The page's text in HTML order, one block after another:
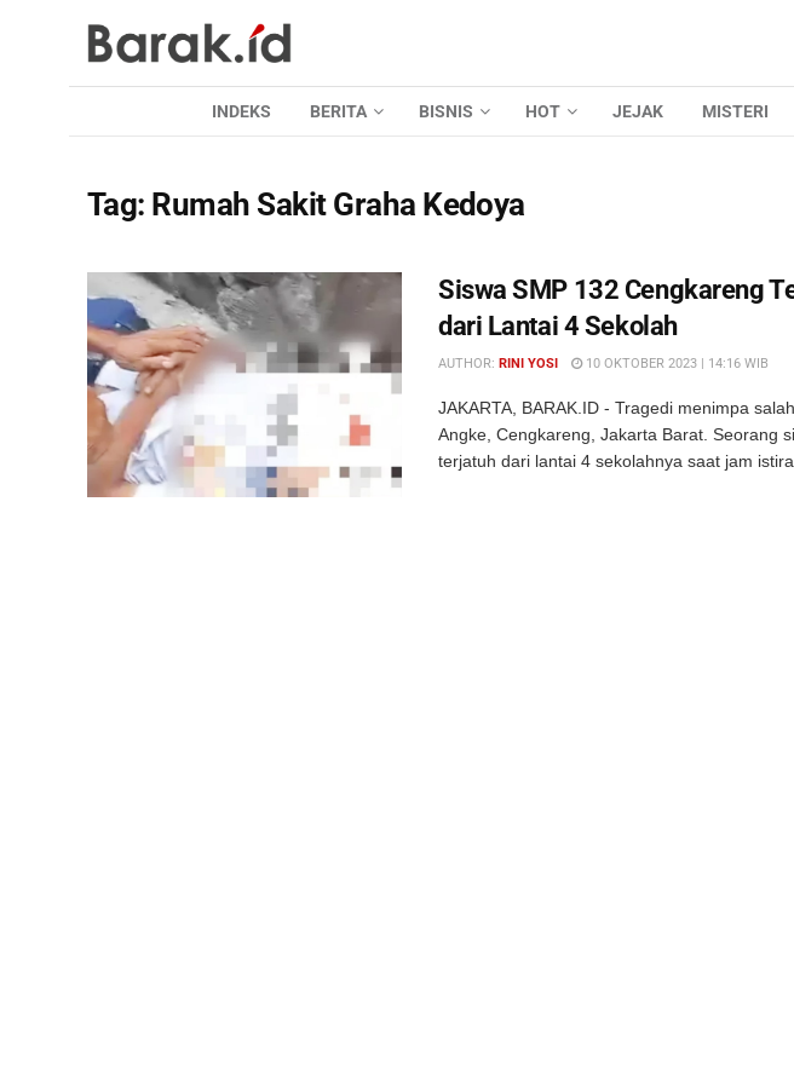
INDEKS BERITA BISNIS HOT JEJAK MISTERI
Tag: Rumah Sakit Graha Kedoya
Siswa SMP 132 Cengkareng
dari Lantai 4 Sekolah
AUTHOR: RINI YOSI 10 OKTOBER 2023 | 14:16 WIB
JAKARTA, BARAK.ID - Tragedi menimpa
Angke, Cengkareng, Jakarta Barat. Seorang
terjatuh dari lantai 4 sekolahnya saat jam